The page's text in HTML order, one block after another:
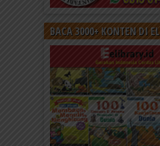
BACA 3000+ KONTEN DI